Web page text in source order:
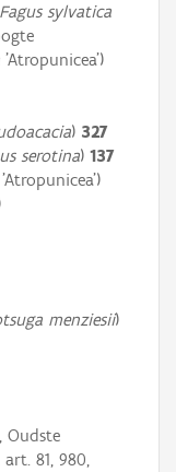
sylvatica
'Atropunicea')
) 327
serotina) 137
menziesii)
Oudste
81, 980,